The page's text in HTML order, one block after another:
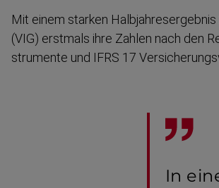
Mit einem starken
(VIG) erstmals ihre Zahlen nach den
strumente und IFRS 17
In